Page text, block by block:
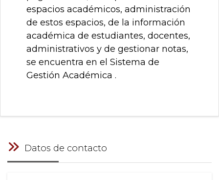
espacios académicos, administración
de estos espacios, de la información
académica de estudiantes, docentes,
administrativos y de gestionar notas,
se encuentra en el Sistema de
Gestión Académica .
Datos de contacto